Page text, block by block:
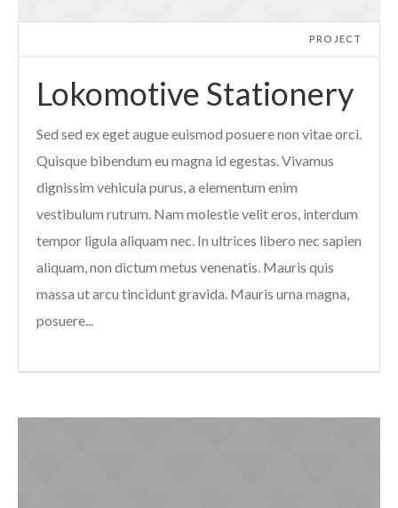
PROJECT
Lokomotive Stationery
Sed sed ex eget augue euismod posuere non vitae orci.
Quisque bibendum eu magna id egestas. Vivamus
dignissim vehicula purus, a elementum enim
vestibulum rutrum. Nam molestie velit eros, interdum
tempor ligula aliquam nec. In ultrices libero nec sapien
aliquam, non dictum metus venenatis. Mauris quis
massa ut arcu tincidunt gravida. Mauris urna magna,
posuere...